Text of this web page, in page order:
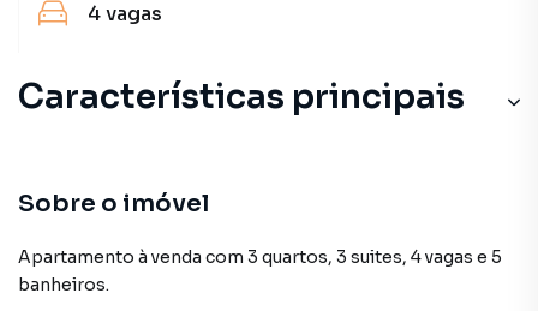
4vagas
Características principais
Sobre o imóvel
Apartamento à venda com 3 quartos, 3 suites, 4 vagas e 5
banheiros.